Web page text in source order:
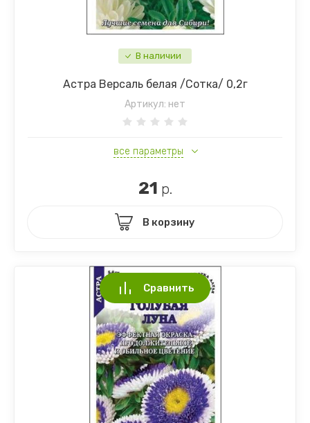
В наличии
Астра Версаль белая /Сотка/ 0,2г
Артикул: нет
все параметры
21 р.
В корзину
Сравнить